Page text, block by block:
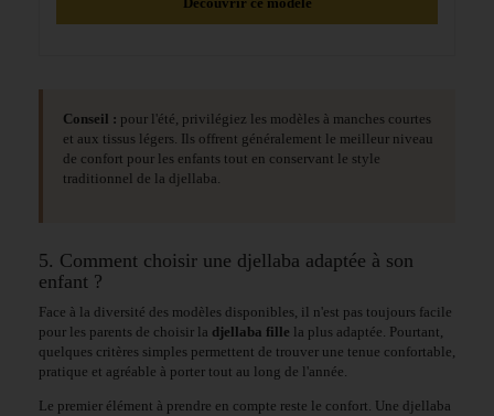
Conseil : pour l'été, privilégiez les modèles à manches courtes
et aux tissus légers. Ils offrent généralement le meilleur niveau
de confort pour les enfants tout en conservant le style
traditionnel de la djellaba.
5. Comment choisir une djellaba adaptée à son
enfant ?
Face à la diversité des modèles disponibles, il n'est pas toujours facile
pour les parents de choisir la djellaba fille la plus adaptée. Pourtant,
quelques critères simples permettent de trouver une tenue confortable,
pratique et agréable à porter tout au long de l'année.
Le premier élément à prendre en compte reste le confort. Une djellaba